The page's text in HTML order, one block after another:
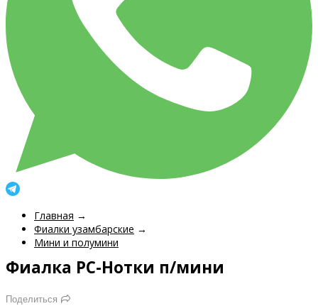
Главная →
Фиалки узамбарские →
Мини и полумини
Фиалка РС-Нотки п/мини
Поделиться